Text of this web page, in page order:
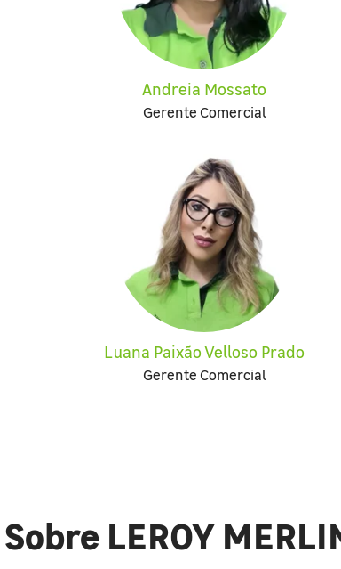
Andreia Mossato
Gerente Comercial
Luana Paixão Velloso Prado
Gerente Comercial
Sobre LEROY